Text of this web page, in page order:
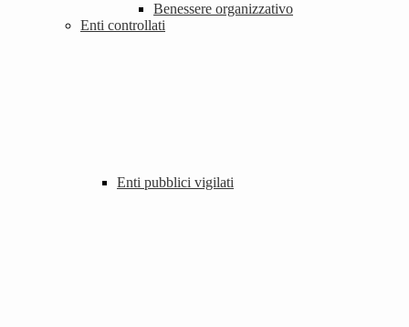
Benessere organizzativo
Enti controllati
Enti pubblici vigilati